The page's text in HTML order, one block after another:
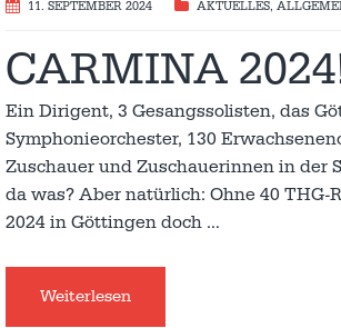
11. SEPTEMBER 2024 AKTUELLES,
CARMINA
Ein Dirigent, 3 Gesangssolisten, das
Symphonieorchester, 130
Zuschauer und Zuschauerinnen in der
da was? Aber natürlich: Ohne 40 THG-
2024 in Göttingen doch …
Weiterlesen